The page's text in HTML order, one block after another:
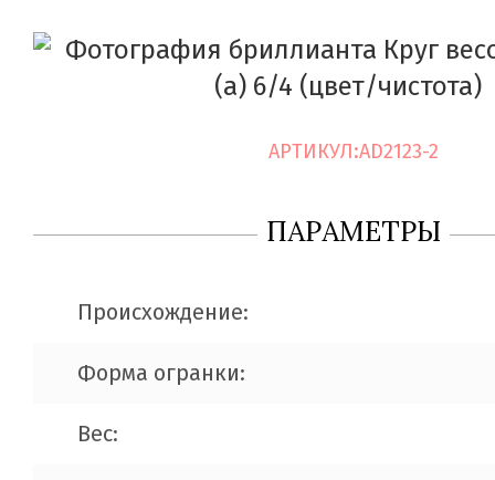
АРТИКУЛ:AD2123-2
ПАРАМЕТРЫ
Происхождение:
Форма огранки:
Вес: